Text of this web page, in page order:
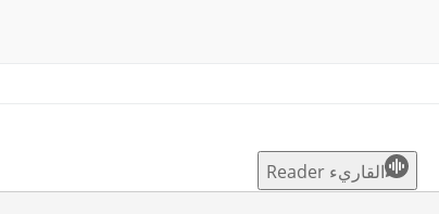
القاريء Reader